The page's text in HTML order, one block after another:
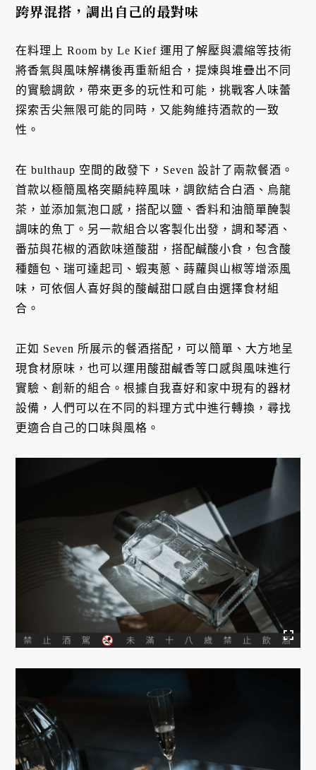
跨界混搭，調出自己的最對味
在料理上 Room by Le Kief 運用了解壓與濃縮等技術
將香氣與風味解構後再重新組合，提煉與堆疊出不同
的實驗調飲，帶來更多的玩性和可能，挑戰客人味蕾
探索舌尖無限可能的同時，又能夠維持酒款的一致
性。
在 bulthaup 空間的啟發下，Seven 設計了兩款餐酒。
首款以極簡風格突顯純粹風味，調飲結合白酒、烏龍
茶，並添加氣泡口感，搭配以鹽、香料和油簡單醃製
調味的魚丁。另一款組合以客製化出發，調和琴酒、
番茄與花椒的酒飲味道酸甜，搭配鹹酸小食，包含酸
種麵包、瑞可達起司、蝦夷蔥、蒔蘿與山椒等增添風
味，可依個人喜好與的酸鹹甜口感自由選擇食材組
合。
正如 Seven 所展示的餐酒搭配，可以簡單、大方地呈
現食材原味，也可以運用酸甜鹹香等口感與風味進行
實驗、創新的組合。根據自我喜好和家中現有的器材
設備，人們可以在不同的料理方式中進行轉換，尋找
更適合自己的口味與風格。